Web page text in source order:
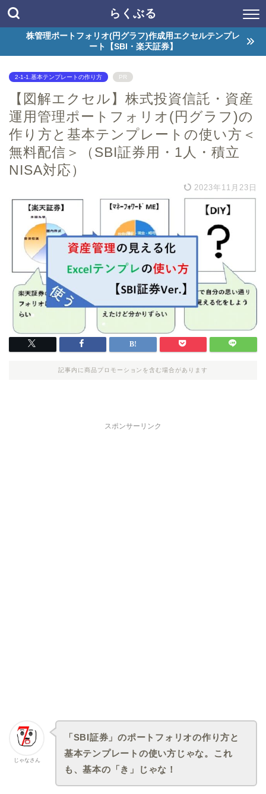
らくぶる
株管理ポートフォリオ(円グラフ)作成用エクセルテンプレ
ート【SBI・楽天証券】
2-1-1.基本テンプレートの作り方 PR
【図解エクセル】株式投資信託・資産
運用管理ポートフォリオ(円グラフ)の
作り方と基本テンプレートの使い方＜
無料配信＞（SBI証券用・1人・積立
NISA対応）
2023年11月23日
記事内に商品プロモーションを含む場合があります
スポンサーリンク
じゃなさん
「SBI証券」のポートフォリオの作り方と
基本テンプレートの使い方じゃな。これ
も、基本の「き」じゃな！